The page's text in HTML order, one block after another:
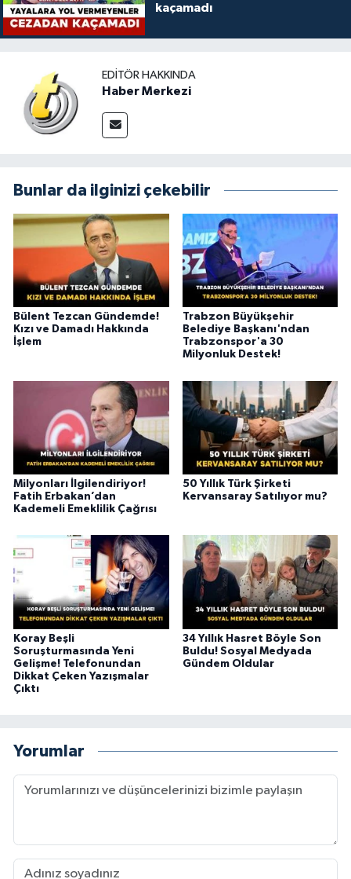
kaçamadı
EDITÖR HAKKINDA
Haber Merkezi
Bunlar da ilginizi çekebilir
Bülent Tezcan Gündemde!
Kızı ve Damadı Hakkında
İşlem
Trabzon Büyükşehir
Belediye Başkanı'ndan
Trabzonspor'a 30
Milyonluk Destek!
Milyonları İlgilendiriyor!
Fatih Erbakan’dan
Kademeli Emeklilik Çağrısı
50 Yıllık Türk Şirketi
Kervansaray Satılıyor mu?
Koray Beşli
Soruşturmasında Yeni
Gelişme! Telefonundan
Dikkat Çeken Yazışmalar
Çıktı
34 Yıllık Hasret Böyle Son
Buldu! Sosyal Medyada
Gündem Oldular
Yorumlar